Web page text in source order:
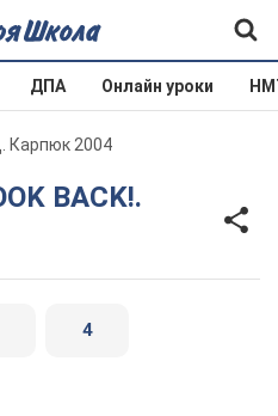
ДПА Онлайн уроки
Карпюк 2004
4